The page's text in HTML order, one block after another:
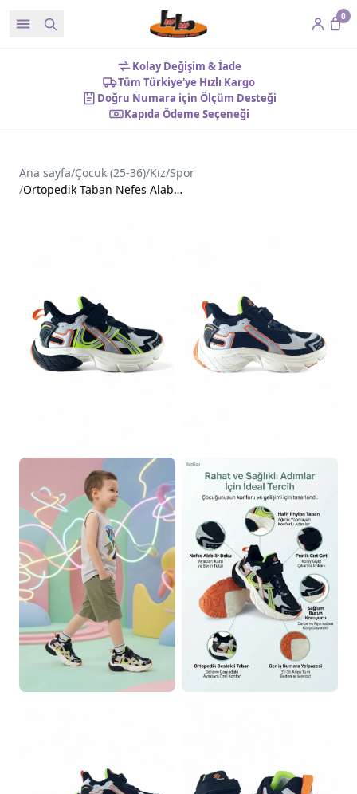
0
Kolay Değişim & İade
Tüm Türkiye'ye Hızlı Kargo
Doğru Numara için Ölçüm Desteği
Kapıda Ödeme Seçeneği
Ana sayfa/Çocuk (25-36)/Kız/Spor
/
Ortopedik Taban Nefes Alabilen Çocuk Spor Ayakkabı Siyah